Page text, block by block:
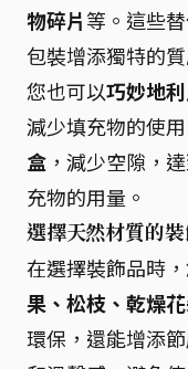
物碎片等。這些
包裝增添獨特的
您也可以巧妙地
減少填充物的使
盒 ，減少空隙，
充物的用量。
選擇天然材質的
在選擇裝飾品時
果、松枝、乾燥
環保，還能增添